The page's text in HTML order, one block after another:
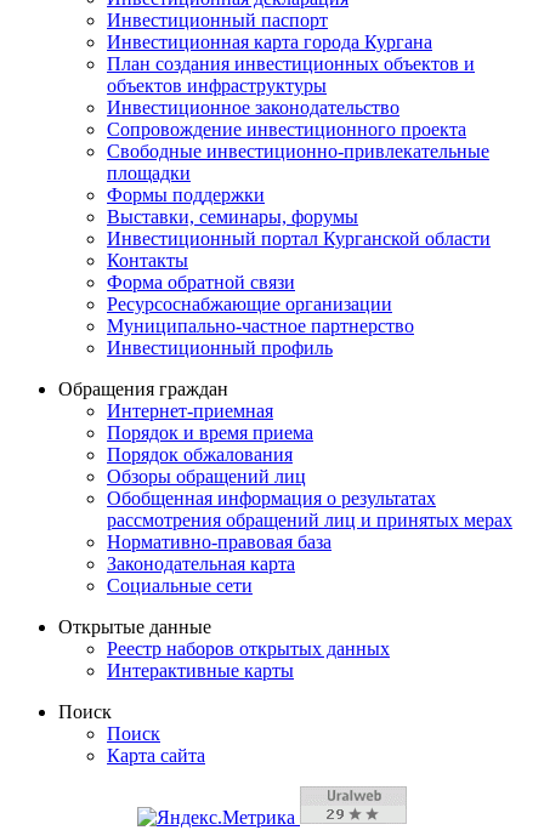
Инвестиционный паспорт
Инвестиционная карта города Кургана
План создания инвестиционных объектов и
объектов инфраструктуры
Инвестиционное законодательство
Сопровождение инвестиционного проекта
Свободные инвестиционно-привлекательные
площадки
Формы поддержки
Выставки, семинары, форумы
Инвестиционный портал Курганской области
Контакты
Форма обратной связи
Ресурсоснабжающие организации
Муниципально-частное партнерство
Инвестиционный профиль
Обращения граждан
Интернет-приемная
Порядок и время приема
Порядок обжалования
Обзоры обращений лиц
Обобщенная информация о результатах
рассмотрения обращений лиц и принятых мерах
Нормативно-правовая база
Законодательная карта
Социальные сети
Открытые данные
Реестр наборов открытых данных
Интерактивные карты
Поиск
Поиск
Карта сайта